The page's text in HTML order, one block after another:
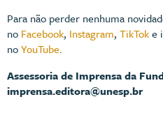
Para não perder nenhuma
no Facebook, Instagram, TikToke
noYouTube.
Assessoria de Imprensa da
imprensa.editora@unesp.br